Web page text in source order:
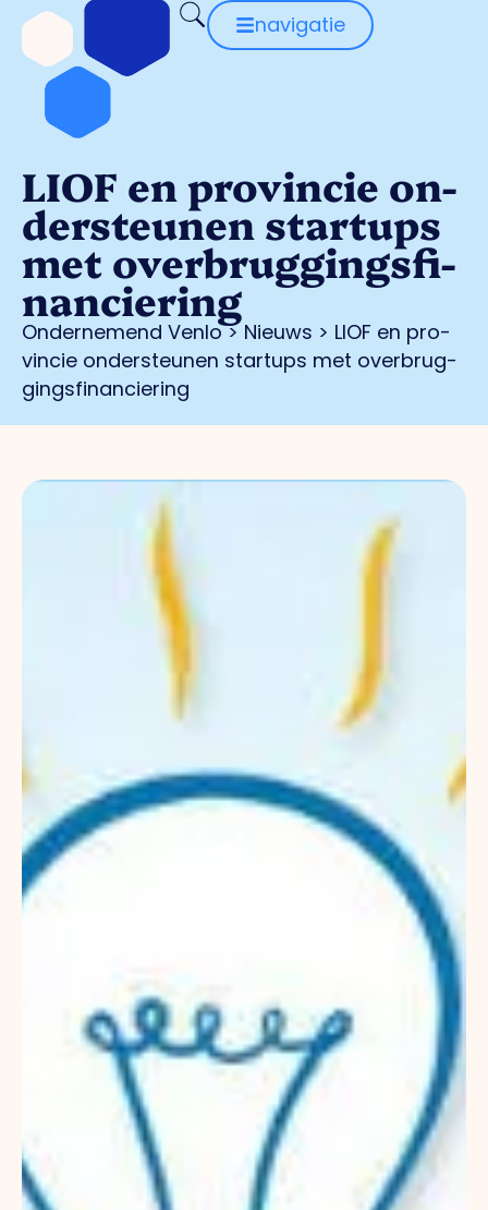
navigatie
LIOF en pro­vin­cie on­
der­steu­nen star­tups
met over­brug­gings­fi­
nan­cie­ring
Ondernemend Venlo> Nieuws > LIOF en pro­
vin­cie on­der­steu­nen star­tups met over­brug­
gings­fi­nan­cie­ring